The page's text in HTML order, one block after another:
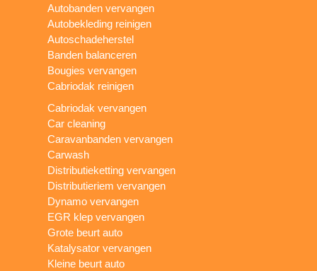
Autobanden vervangen
Autobekleding reinigen
Autoschadeherstel
Banden balanceren
Bougies vervangen
Cabriodak reinigen
Cabriodak vervangen
Car cleaning
Caravanbanden vervangen
Carwash
Distributieketting vervangen
Distributieriem vervangen
Dynamo vervangen
EGR klep vervangen
Grote beurt auto
Katalysator vervangen
Kleine beurt auto